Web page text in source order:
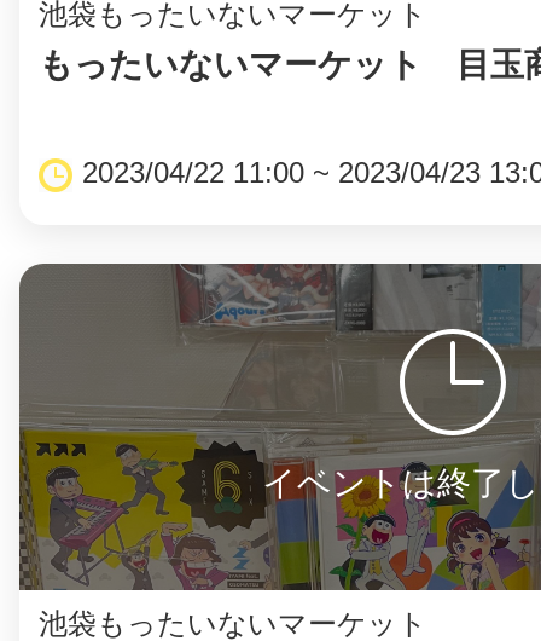
池袋もったいないマーケット
もったいないマーケット 目玉
2023/04/22 11:00 ~ 2023/04/23
イベントは終了
池袋もったいないマーケット
お問い合わせ
プライバシーポ